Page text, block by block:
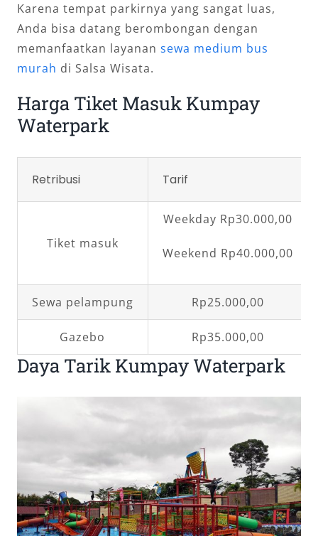
Karena tempat parkirnya yang sangat luas,
Anda bisa datang berombongan dengan
memanfaatkan layanan sewa medium bus
murah di Salsa Wisata.
Harga Tiket Masuk Kumpay
Waterpark
Retribusi Tarif
Tiket masuk
Weekday Rp30.000,00
Weekend Rp40.000,00
Sewa pelampung Rp25.000,00
Gazebo Rp35.000,00
Daya Tarik Kumpay Waterpark